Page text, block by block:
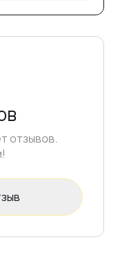
отзывов.